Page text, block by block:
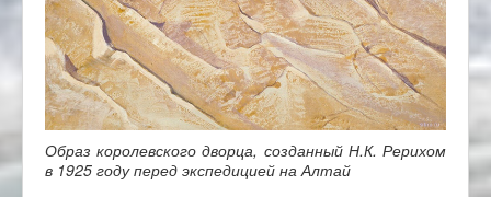
Образ королевского дворца, созданный Н.К. Рерихом
в 1925 году перед экспедицией на Алтай